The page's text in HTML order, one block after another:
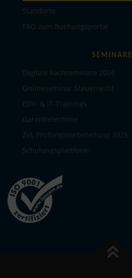
Standorte
FAQ zum Buchungsportal
SEMINARE
Digitale Fachseminare 2026
Onlineseminar Steuerrecht
EDV- & IT-Trainings
Garantietermine
ZVL Prüfungsvorbereitung 2025
Schulungsplattform